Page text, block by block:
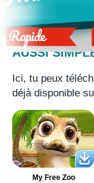
UPJERS
JEUX
AUSSI
Ici, tu peux
déjà disponible
My Free Zoo